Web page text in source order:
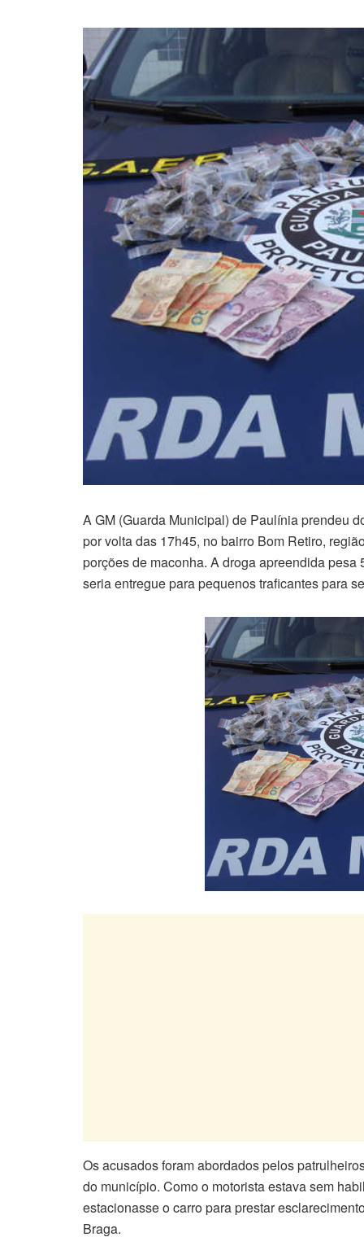
A GM (Guarda Municipal) de Paulínia prendeu
por volta das 17h45, no bairro Bom Retiro,
porções de maconha. A droga apreendida
seria entregue para pequenos traficantes para
Os acusados foram abordados pelos
do município. Como o motorista estava sem
estacionasse o carro para prestar
Braga.